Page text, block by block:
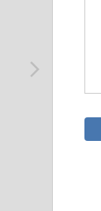
arrow_forward_ios